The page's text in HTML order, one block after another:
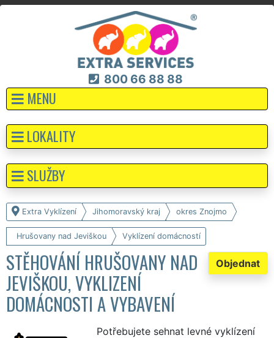
800 66 88 88
MENU
Extra Vyklízení Jihomoravský kraj okres Znojmo
Hrušovany nad Jeviškou Vyklízení domácností
Objednat
STĚHOVÁNÍ HRUŠOVANY NAD
JEVIŠKOU, VYKLIZENÍ
DOMÁCNOSTI A VYBAVENÍ
Potřebujete sehnat levné vyklízení
LOKALITY
SLUŽBY